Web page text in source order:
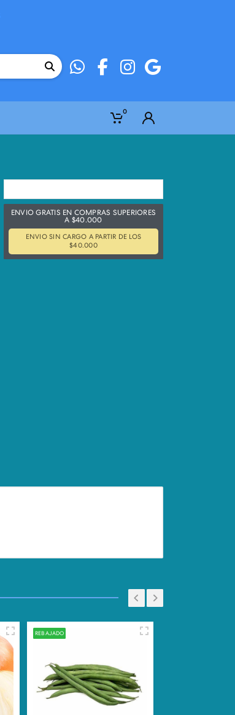
0
ENVIO GRATIS EN COMPRAS SUPERIORES
A $40.000
ENVIO SIN CARGO A PARTIR DE LOS
$40.000
REBAJADO